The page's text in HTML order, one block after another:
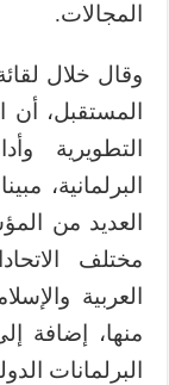
المجالات.
وقال خلال
المستقبل،
التطويرية
البرلمانية،
العديد من
مختلف
العربية
منها، إضافة
البرلمانات